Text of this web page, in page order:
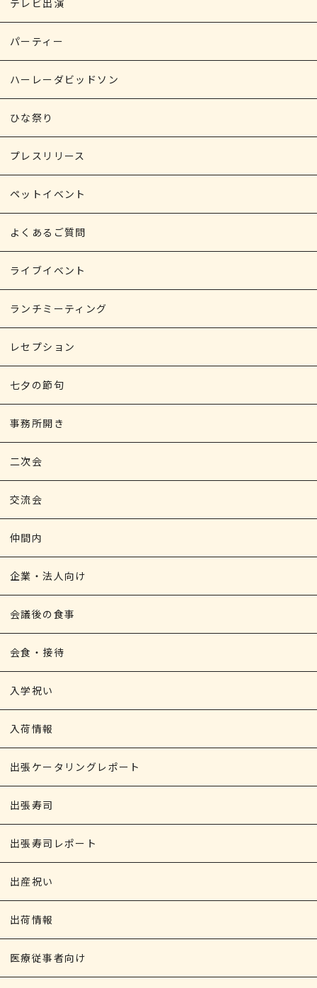
テレビ出演
パーティー
ハーレーダビッドソン
ひな祭り
プレスリリース
ペットイベント
よくあるご質問
ライブイベント
ランチミーティング
レセプション
七夕の節句
事務所開き
二次会
交流会
仲間内
企業・法人向け
会議後の食事
会食・接待
入学祝い
入荷情報
出張ケータリングレポート
出張寿司
出張寿司レポート
出産祝い
出荷情報
医療従事者向け